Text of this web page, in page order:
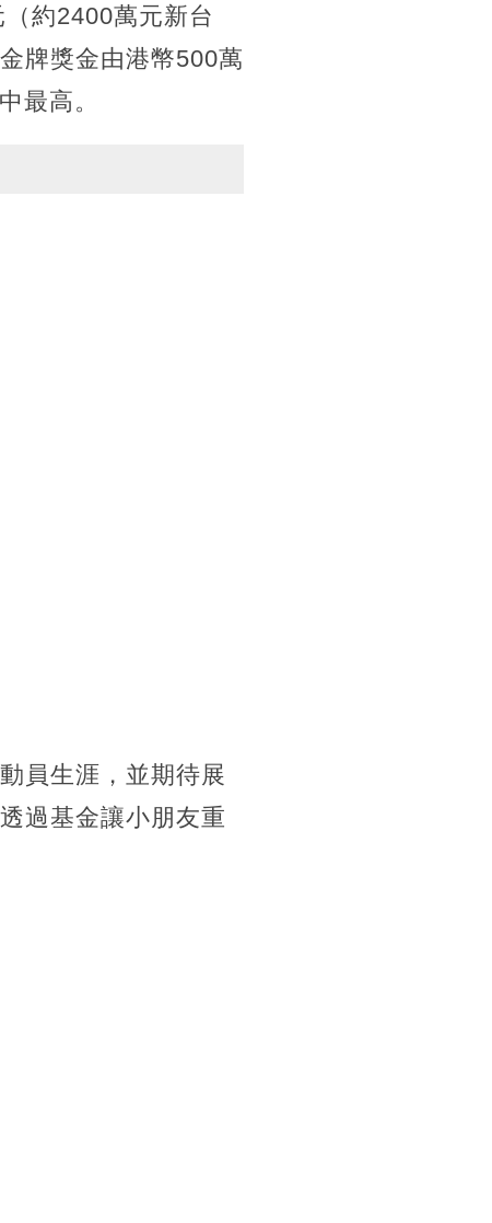
約2400萬元新台
牌獎金由港幣500萬
最高。
員生涯，並期待展
過基金讓小朋友重